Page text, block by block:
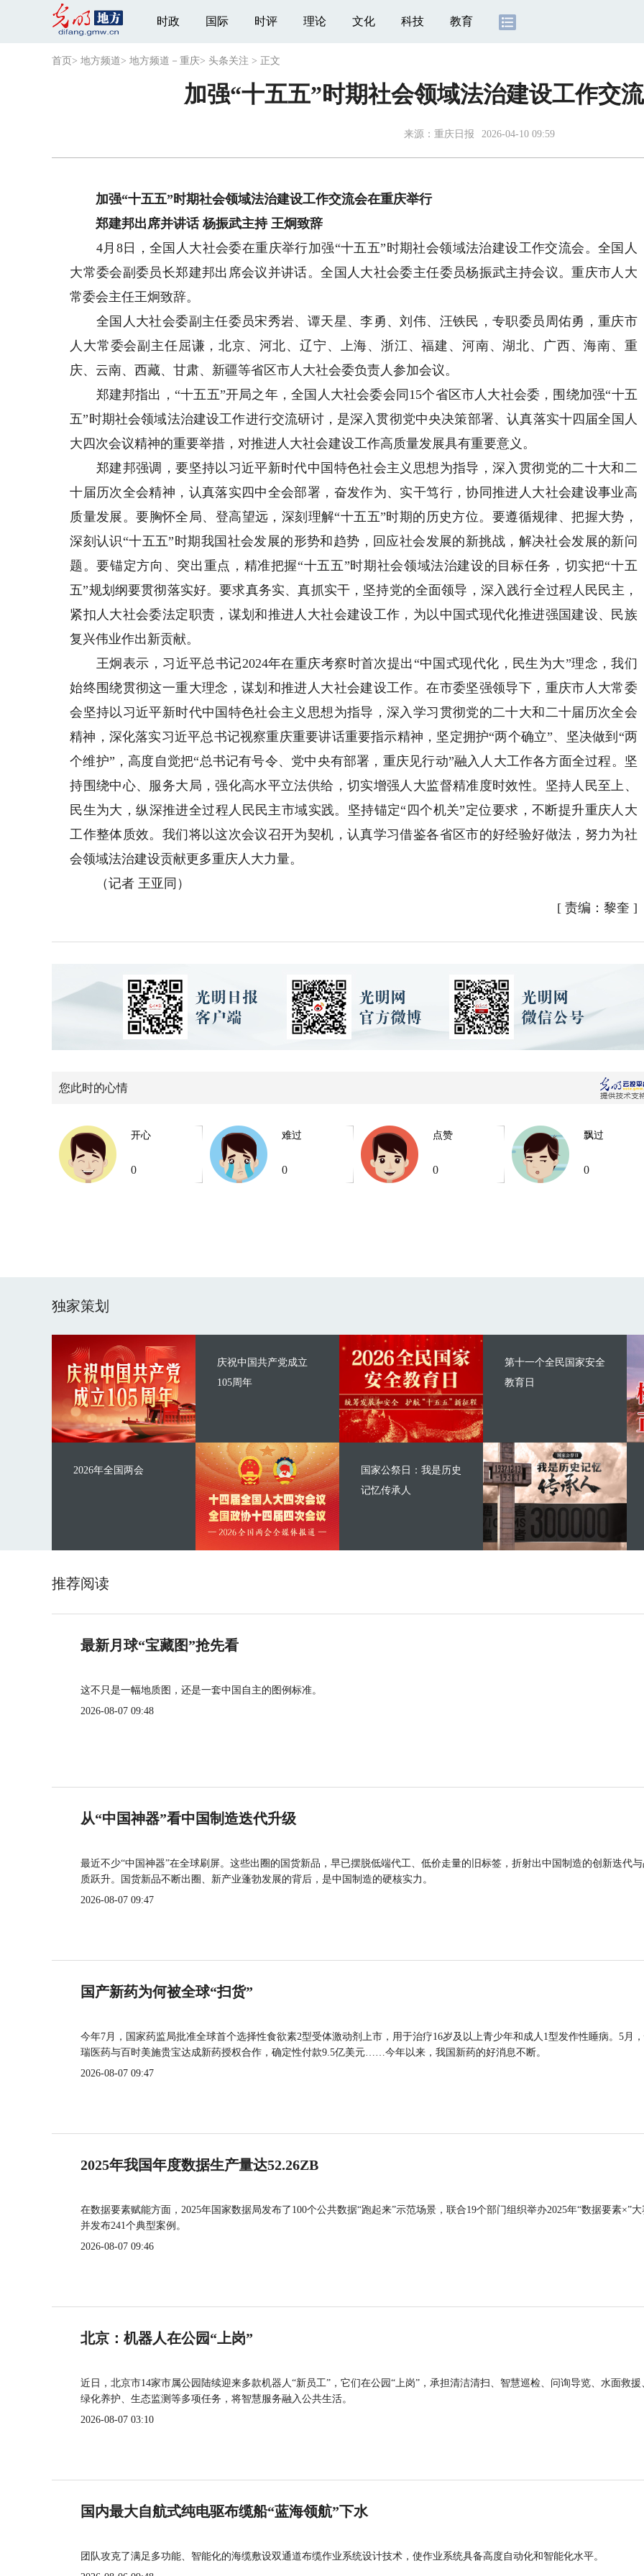
时政 国际 时评 理论 文化 科技 教育
首页 > 地方频道> 地方频道－重庆> 头条关注 > 正文
加强“十五五”时期社会领域法治建设工作交
来源： 重庆日报 2026-04-10 09:59
加强“十五五”时期社会领域法治建设工作交流会在重庆举行
郑建邦出席并讲话 杨振武主持 王炯致辞
4月8日，全国人大社会委在重庆举行加强“十五五”时期社会领域法治建设工作交流会。全国人
大常委会副委员长郑建邦出席会议并讲话。全国人大社会委主任委员杨振武主持会议。重庆市人大
常委会主任王炯致辞。
全国人大社会委副主任委员宋秀岩、谭天星、李勇、刘伟、汪铁民，专职委员周佑勇，重庆市
人大常委会副主任屈谦，北京、河北、辽宁、上海、浙江、福建、河南、湖北、广西、海南、重
庆、云南、西藏、甘肃、新疆等省区市人大社会委负责人参加会议。
郑建邦指出，“十五五”开局之年，全国人大社会委会同15个省区市人大社会委，围绕加强“十五
五”时期社会领域法治建设工作进行交流研讨，是深入贯彻党中央决策部署、认真落实十四届全国人
大四次会议精神的重要举措，对推进人大社会建设工作高质量发展具有重要意义。
郑建邦强调，要坚持以习近平新时代中国特色社会主义思想为指导，深入贯彻党的二十大和二
十届历次全会精神，认真落实四中全会部署，奋发作为、实干笃行，协同推进人大社会建设事业高
质量发展。要胸怀全局、登高望远，深刻理解“十五五”时期的历史方位。要遵循规律、把握大势，
深刻认识“十五五”时期我国社会发展的形势和趋势，回应社会发展的新挑战，解决社会发展的新问
题。要锚定方向、突出重点，精准把握“十五五”时期社会领域法治建设的目标任务，切实把“十五
五”规划纲要贯彻落实好。要求真务实、真抓实干，坚持党的全面领导，深入践行全过程人民民主，
紧扣人大社会委法定职责，谋划和推进人大社会建设工作，为以中国式现代化推进强国建设、民族
复兴伟业作出新贡献。
王炯表示，习近平总书记2024年在重庆考察时首次提出“中国式现代化，民生为大”理念，我们
始终围绕贯彻这一重大理念，谋划和推进人大社会建设工作。在市委坚强领导下，重庆市人大常委
会坚持以习近平新时代中国特色社会主义思想为指导，深入学习贯彻党的二十大和二十届历次全会
精神，深化落实习近平总书记视察重庆重要讲话重要指示精神，坚定拥护“两个确立”、坚决做到“两
个维护”，高度自觉把“总书记有号令、党中央有部署，重庆见行动”融入人大工作各方面全过程。坚
持围绕中心、服务大局，强化高水平立法供给，切实增强人大监督精准度时效性。坚持人民至上、
民生为大，纵深推进全过程人民民主市域实践。坚持锚定“四个机关”定位要求，不断提升重庆人大
工作整体质效。我们将以这次会议召开为契机，认真学习借鉴各省区市的好经验好做法，努力为社
会领域法治建设贡献更多重庆人大力量。
（记者 王亚同）
[ 责编：黎奎 ]
您此时的心情
开心
0
难过
0
点赞
0
飘过
0
独家策划
庆祝中国共产党成立
105周年
2026年全国两会
第十一个全民国家安全
教育日
国家公祭日：我是历史
记忆传承人
推荐阅读
最新月球“宝藏图”抢先看
这不只是一幅地质图，还是一套中国自主的图例标准。
2026-08-07 09:48
从“中国神器”看中国制造迭代升级
最近不少“中国神器”在全球刷屏。这些出圈的国货新品，早已摆脱低端代工、低价走量的旧标签，折射出中国制造的创新迭代
质跃升。国货新品不断出圈、新产业蓬勃发展的背后，是中国制造的硬核实力。
2026-08-07 09:47
国产新药为何被全球“扫货”
今年7月，国家药监局批准全球首个选择性食欲素2型受体激动剂上市，用于治疗16岁及以上青少年和成人1型发作性睡病。5月
瑞医药与百时美施贵宝达成新药授权合作，确定性付款9.5亿美元……今年以来，我国新药的好消息不断。
2026-08-07 09:47
2025年我国年度数据生产量达52.26ZB
在数据要素赋能方面，2025年国家数据局发布了100个公共数据“跑起来”示范场景，联合19个部门组织举办2025年“数据要素×”大
并发布241个典型案例。
2026-08-07 09:46
北京：机器人在公园“上岗”
近日，北京市14家市属公园陆续迎来多款机器人“新员工”，它们在公园“上岗”，承担清洁清扫、智慧巡检、问询导览、水面救援
绿化养护、生态监测等多项任务，将智慧服务融入公共生活。
2026-08-07 03:10
国内最大自航式纯电驱布缆船“蓝海领航”下水
团队攻克了满足多功能、智能化的海缆敷设双通道布缆作业系统设计技术，使作业系统具备高度自动化和智能化水平。